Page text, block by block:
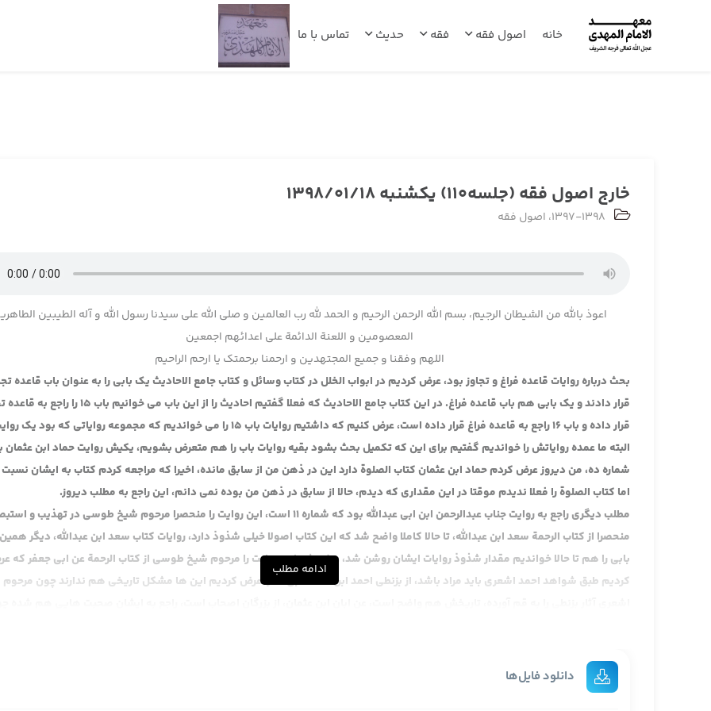
خانه اصول فقه فقه حدیث تماس با ما
خارج اصول فقه (جلسه110) یکشنبه 1398/01/18
1397-1398، اصول فقه
اعوذ بالله من الشیطان الرجیم، بسم الله الرحمن الرحیم و الحمد لله رب العالمین و صلی الله علی سیدنا رسول الله و آله الطیبین
المعصومین و اللعنة الدائمة علی اعدائهم اجمعین
اللهم وفقنا و جمیع المجتهدین و ارحمنا برحمتک یا ارحم الراحیم
بحث درباره روایات قاعده فراغ و تجاوز بود، عرض کردیم در ابواب الخلل در کتاب وسائل و کتاب جامع الاحادیث یک بابی را به عنوان باب قاعده
قرار دادند و یک بابی هم باب قاعده فراغ. در این کتاب جامع الاحادیث که فعلا گفتیم احادیث را از این باب می
قرار داده و باب 16 راجع به قاعده فراغ قرار داده است، عرض کنیم که داشتیم روایات باب 15 را می خواندیم که مجموعه روایاتی که بود یک
البته ما عمده روایاتش را خواندیم گفتیم برای این که تکمیل بحث بشود بقیه روایات باب را هم متعرض بشویم، یکیش روایت حماد ابن عثمان
شماره ده، من دیروز عرض کردم حماد ابن عثمان کتاب الصلوة دارد این در ذهن من از سابق مانده، اخیرا که مراجعه کردم کتاب به ایشان
اما کتاب الصلوة را فعلا ندیدم موقتا در این مقداری که دیدم، حالا از سابق در ذهن من بوده نمی دانم، این راجع به مطلب دیروز.
مطلب دیگری راجع به روایت جناب عبدالرحمن ابن ابی عبدالله بود که شماره 11 است، این روایت را منحصرا مرحوم شیخ طوسی در تهذیب و
منحصرا از کتاب الرحمة سعد ابن عبدالله، تا حالا کاملا واضح شد که این کتاب اصولا خیلی شذوذ دارد، روایات کتاب سعد ابن عبدالله، دیگر
بابی را هم تا حالا خواندیم مقدار شذوذ روایات ایشان روشن شد، عرض شد این روایت را مرحوم شیخ طوسی از کتاب الرحمة عن ابی جعفر که
کردیم طبق شواهد احمد اشعری باید مراد باشد، از بزنطی احمد ابن محمد ابی نصر، عرض کردیم این ها مشکل تاریخی هم ندارند چون مرحوم
بصری ها را به کوفه آورده، یکیش هم همین است عن عبدالرحمن ابن ابی عبدالله، این ابوعبدالله پدر ایشان اسمش میمون است، عبدالرحمن ابن
میمون، و ایشان بالاخره شخصیتی است، انصافا اجمالا، حالا خیلی شخصیت اجتماعیش روشن نیست، پدرش هم از روات عامه است یعنی در کتب
ادامه مطلب
دانلود فایل‌ها